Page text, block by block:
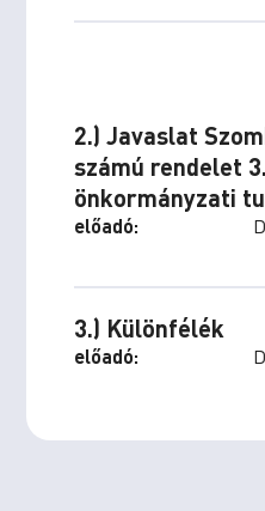
2.) Javaslat
számú rendelet
önkormányzati
előadó:
3.) Különfélék
előadó: